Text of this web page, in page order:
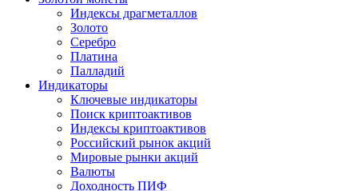
Индексы драгметаллов
Золото
Серебро
Платина
Палладий
Индикаторы
Ключевые индикаторы
Поиск криптоактивов
Индексы криптоактивов
Российский рынок акций
Мировые рынки акций
Валюты
Доходность ПИФ